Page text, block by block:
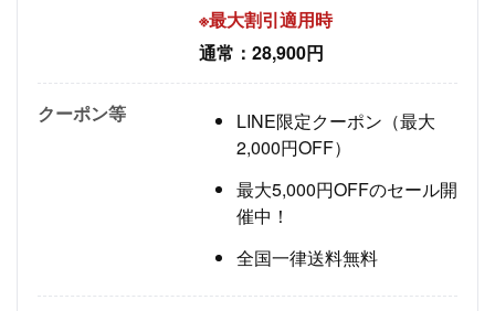
※最大割引適用時
通常：28,900円
クーポン等
LINE限定クーポン（最大
2,000円OFF）
最大5,000円OFFのセール開
催中！
全国一律送料無料